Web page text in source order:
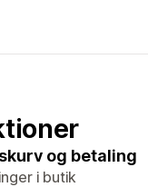
og betaling
i butik